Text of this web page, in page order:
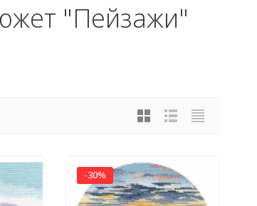
"Пейзажи"
-30%